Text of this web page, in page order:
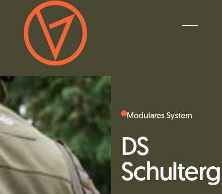
Modulares System
DS